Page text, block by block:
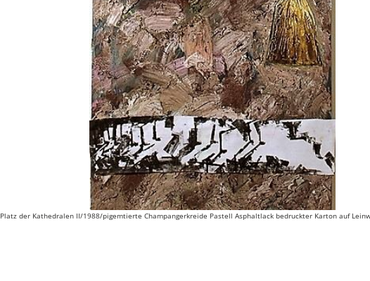
Platz der Kathedralen II/1988/pigemtierte Champangerkreide Pastell Asphaltlack bedruckter Karton auf